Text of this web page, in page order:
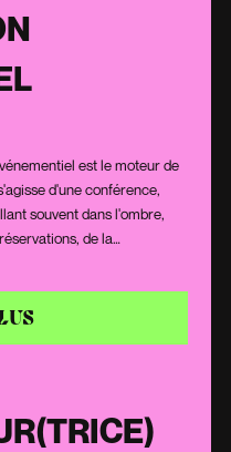
est le moteur de
d'une conférence,
souvent dans l'ombre,
de la
événement,